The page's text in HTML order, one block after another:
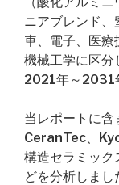
ニアブレンド
車、電子、医療
機械工学に区分
2021年～2031
当レポートに含
CeranTec、
構造セラミック
どを分析しまし